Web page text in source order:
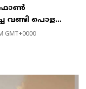
ഫോൺ
വണ്ടി പൊള...
GMT+0000